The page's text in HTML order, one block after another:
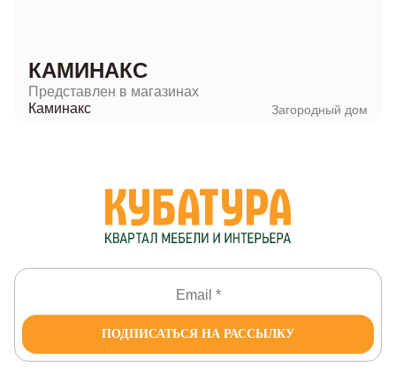
КАМИНАКС
Представлен в магазинах
Каминакс
Загородный дом
ПОДПИСАТЬСЯ НА РАССЫЛКУ